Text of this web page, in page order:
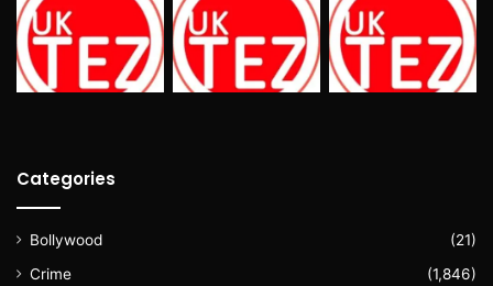
Categories
Bollywood
(21)
Crime
(1,846)